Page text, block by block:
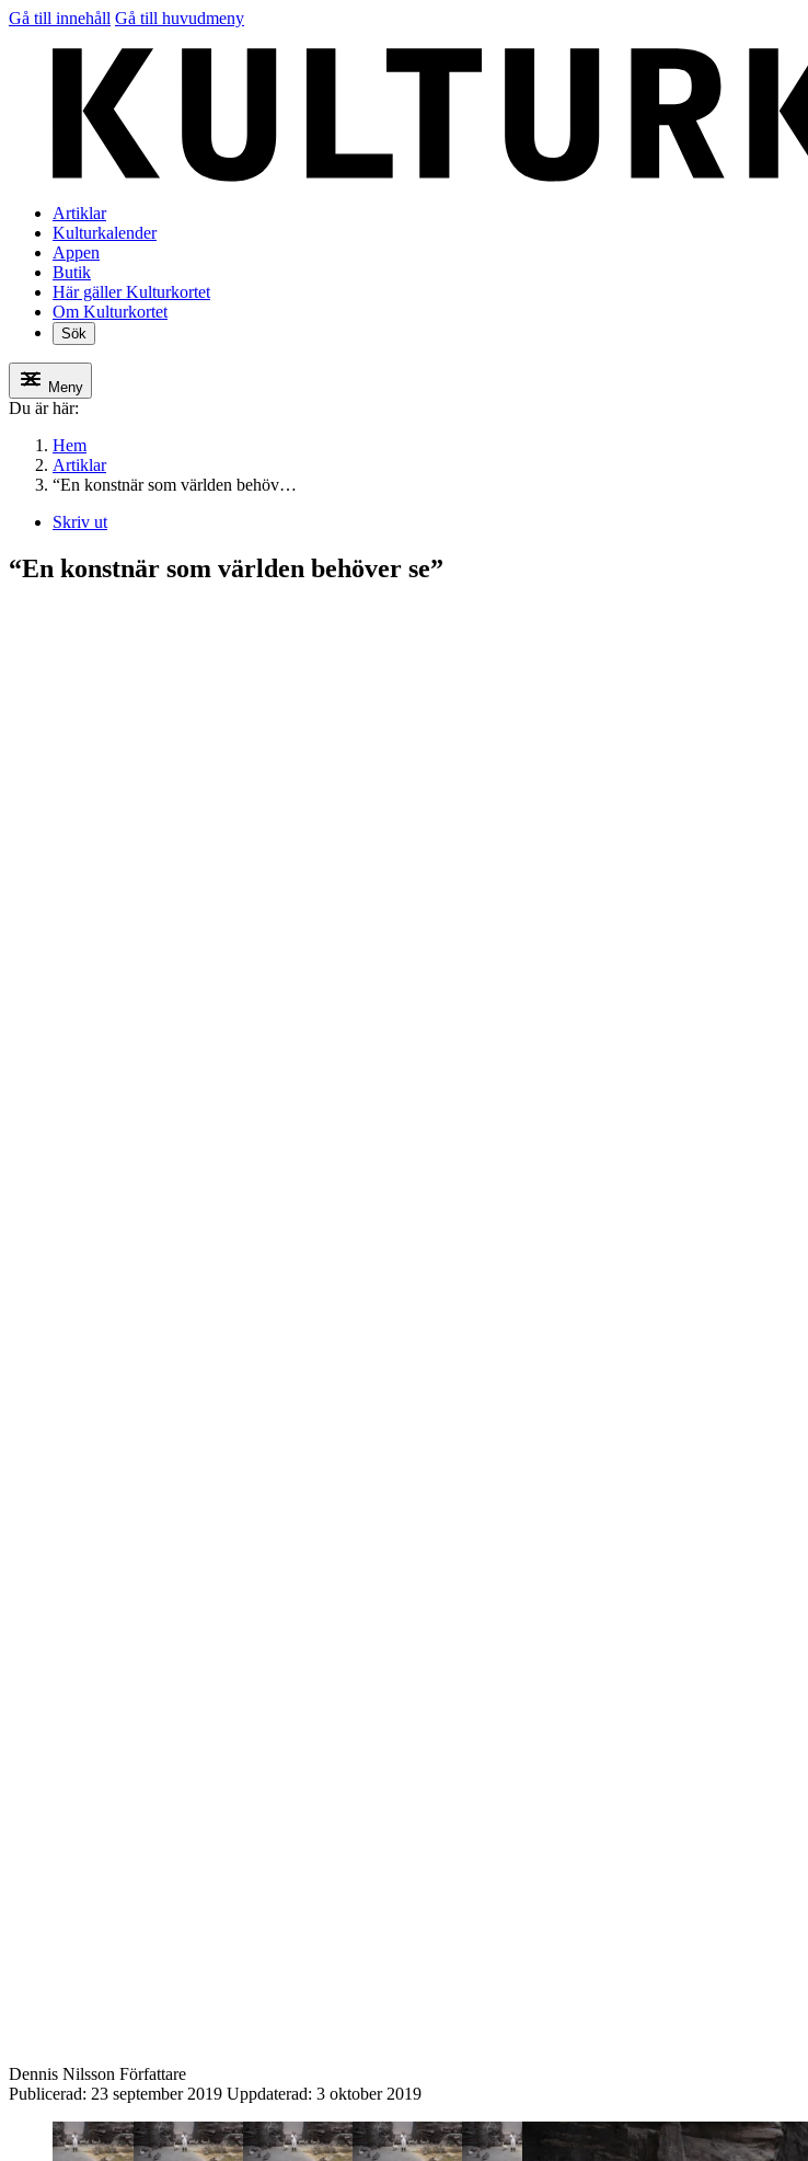
Gå till innehåll Gå till huvudmeny
Artiklar
Kulturkalender
Appen
Butik
Här gäller Kulturkortet
Om Kulturkortet
Sök
Meny
Du är här:
Hem
Artiklar
“En konstnär som världen behöv…
Skriv ut
“En konstnär som världen behöver se”
Dennis Nilsson Författare
Publicerad: 23 september 2019 Uppdaterad: 3 oktober 2019